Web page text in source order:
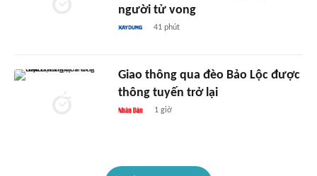
người tử vong
41 phút
Giao thông qua đèo Bảo Lộc được
thông tuyến trở lại
1 giờ